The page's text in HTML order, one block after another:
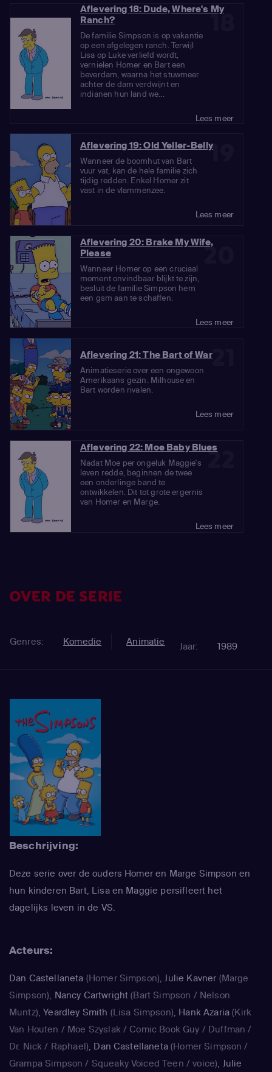
18
Aflevering 18: Dude, Where's My
Ranch?
De familie Simpson is op vakantie
op een afgelegen ranch. Terwijl
Lisa op Luke verliefd wordt,
vernielen Homer en Bart een
beverdam, waarna het stuwmeer
achter de dam verdwijnt en
indianen hun land we...
Lees meer
19
Aflevering 19: Old Yeller-Belly
Wanneer de boomhut van Bart
vuur vat, kan de hele familie zich
tijdig redden. Enkel Homer zit
vast in de vlammenzee.
Lees meer
20
Aflevering 20: Brake My Wife,
Please
Wanneer Homer op een cruciaal
moment onvindbaar blijkt te zijn,
besluit de familie Simpson hem
een gsm aan te schaffen.
Lees meer
21
Aflevering 21: The Bart of War
Animatieserie over een ongewoon
Amerikaans gezin. Milhouse en
Bart worden rivalen.
Lees meer
22
Aflevering 22: Moe Baby Blues
Nadat Moe per ongeluk Maggie's
leven redde, beginnen de twee
een onderlinge band te
ontwikkelen. Dit tot grote ergernis
van Homer en Marge.
Lees meer
OVER DE SERIE
Genres: Komedie Animatie Jaar: 1989
Beschrijving:
Deze serie over de ouders Homer en Marge Simpson en
hun kinderen Bart, Lisa en Maggie persifleert het
dagelijks leven in de VS.
Acteurs:
Dan Castellaneta (Homer Simpson),Julie Kavner (Marge
Simpson), Nancy Cartwright (Bart Simpson / Nelson
Muntz),Yeardley Smith (Lisa Simpson), Hank Azaria (Kirk
Van Houten / Moe Szyslak / Comic Book Guy / Duffman /
Dr. Nick / Raphael), Dan Castellaneta(Homer Simpson /
Grampa Simpson / Squeaky Voiced Teen / voice), Julie